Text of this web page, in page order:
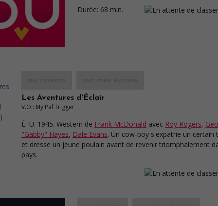
Durée: 68 min.
Les Aventures d'Éclair
V.O.: My Pal Trigger
É.-U. 1945. Western de Frank McDonald avec Roy Rogers,
"Gabby" Hayes, Dale Evans. Un cow-boy s'expatrie un certain
et dresse un jeune poulain avant de revenir triomphalement
pays.